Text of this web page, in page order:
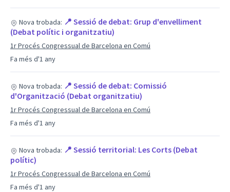
Fa més d'1 any
Nova trobada: 📍 Sessió de debat: Grup d'envelliment
(Debat polític i organitzatiu)
1r Procés Congressual de Barcelona en Comú
Fa més d'1 any
Nova trobada: 📍 Sessió de debat: Comissió
d'Organització (Debat organitzatiu)
1r Procés Congressual de Barcelona en Comú
Fa més d'1 any
Nova trobada: 📍 Sessió territorial: Les Corts (Debat
polític)
1r Procés Congressual de Barcelona en Comú